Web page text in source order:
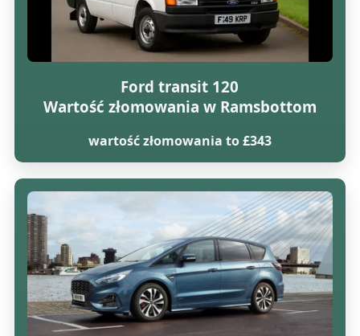
Ford transit 120
Wartość złomowania w Ramsbottom
wartość złomowania to £343